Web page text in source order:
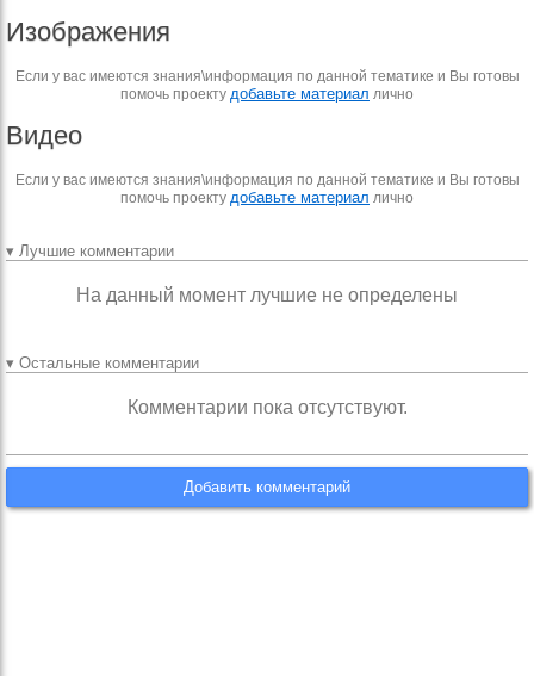
Изображения
Если у вас имеются знания\информация по данной тематике и Вы готовы
помочь проекту добавьте материал лично
Видео
Если у вас имеются знания\информация по данной тематике и Вы готовы
помочь проекту добавьте материал лично
▾ Лучшие комментарии
На данный момент лучшие не определены
▾ Остальные комментарии
Комментарии пока отсутствуют.
Добавить комментарий